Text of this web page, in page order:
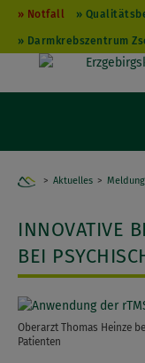
Notfall
Darmkrebszentrum
Home
Aktuelles
INNOVATIVE
BEI
Oberarzt Thomas Heinze
Patienten